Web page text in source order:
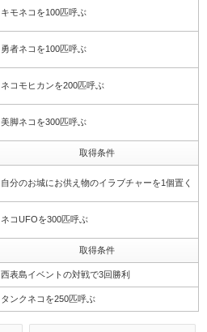
キモネコを100匹呼ぶ
勇者ネコを100匹呼ぶ
ネコモヒカンを200匹呼ぶ
美脚ネコを300匹呼ぶ
取得条件
自分のお城にお供え物のイラブチャーを1個置く
ネコUFOを300匹呼ぶ
取得条件
西表島イベントの対戦で3回勝利
タンクネコを250匹呼ぶ